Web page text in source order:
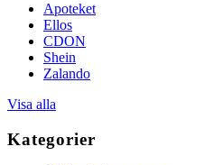
Apoteket
Ellos
CDON
Shein
Zalando
Visa alla
Kategorier